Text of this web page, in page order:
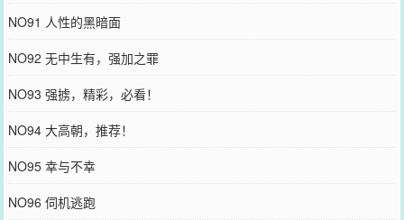
NO91 人性的黑暗面
NO92 无中生有，强加之罪
NO93 强掳，精彩，必看！
NO94 大高朝，推荐！
NO95 幸与不幸
NO96 伺机逃跑